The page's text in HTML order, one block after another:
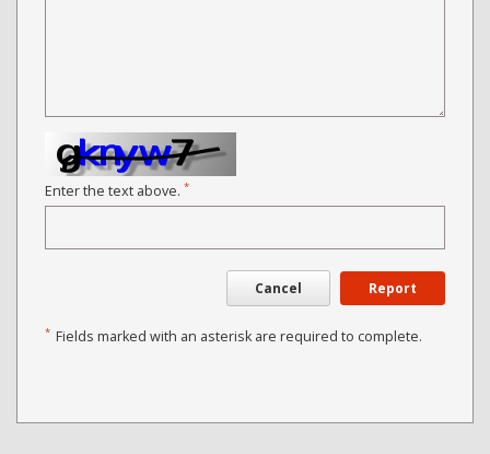
Enter the text above. *
Cancel Report
* Fields marked with an asterisk are required to complete.